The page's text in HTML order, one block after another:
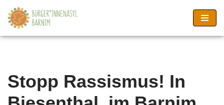
Zum
Inhalt
Stopp Rassismus! In